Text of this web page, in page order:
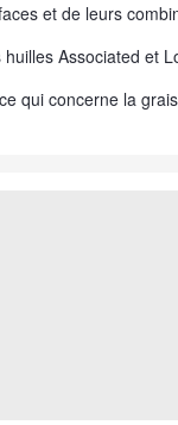
et de leurs
huilles Associated et
qui concerne la